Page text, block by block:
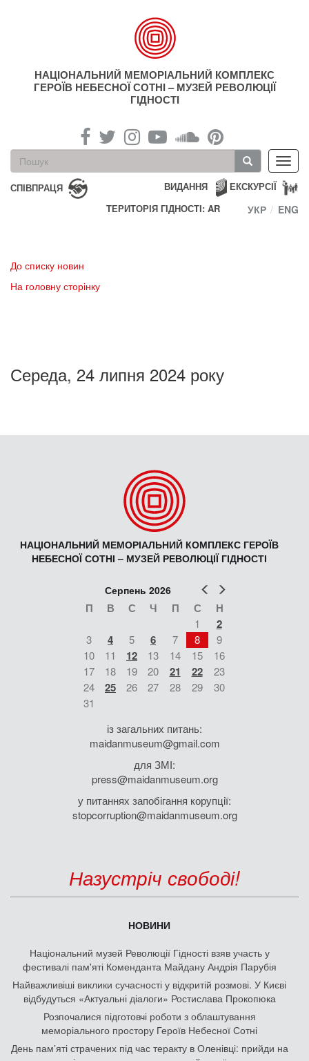
НАЦІОНАЛЬНИЙ МЕМОРІАЛЬНИЙ КОМПЛЕКС
ГЕРОЇВ НЕБЕСНОЇ СОТНІ – МУЗЕЙ РЕВОЛЮЦІЇ
ГІДНОСТІ
Пошукова
форма
Пошук
СПІВПРАЦЯ ЕКСКУРСІЇ
ВИДАННЯ
ТЕРИТОРІЯ ГІДНОСТІ: AR
УКР ENG
До списку новин
На головну сторінку
Середа, 24 липня 2024 року
НАЦІОНАЛЬНИЙ МЕМОРІАЛЬНИЙ КОМПЛЕКС ГЕРОЇВ
НЕБЕСНОЇ СОТНІ – МУЗЕЙ РЕВОЛЮЦІЇ ГІДНОСТІ
Попер
Серпень 2026
П В С Ч П С Н
1 2
3 4 5 6 7 8
9
10
11 12 13 14 15
16
17
18 19 20 21 22
23
24
25 26 27 28 29
30
31
із загальних питань:
maidanmuseum@gmail.com
для ЗМІ:
press@maidanmuseum.org
у питаннях запобігання корупції:
stopcorruption@maidanmuseum.org
Назустріч свободі!
НОВИНИ
Національний музей Революції Гідності взяв участь у
фестивалі пам'яті Коменданта Майдану Андрія Парубія
Найважливіші виклики сучасності у відкритій розмові. У Києві
відбудуться «Актуальні діалоги» Ростислава Прокопюка
Розпочалися підготовчі роботи з облаштування
меморіального простору Героїв Небесної Сотні
День памʼяті страчених під час теракту в Оленівці: прийди на